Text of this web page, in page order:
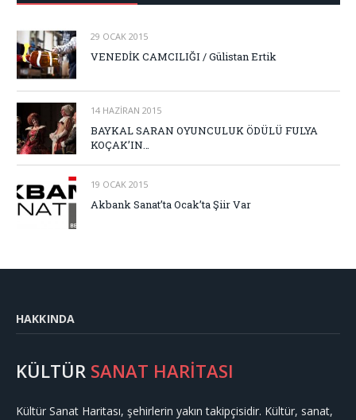
29 OCAK 2015
VENEDİK CAMCILIĞI / Gülistan Ertik
14 HAZIRAN 2015
BAYKAL SARAN OYUNCULUK ÖDÜLÜ FULYA
KOÇAK’IN…
19 OCAK 2015
Akbank Sanat’ta Ocak’ta Şiir Var
HAKKINDA
KÜLTÜR SANAT HARİTASI
Kültür Sanat Haritası, şehirlerin yakın takipçisidir. Kültür, sanat,